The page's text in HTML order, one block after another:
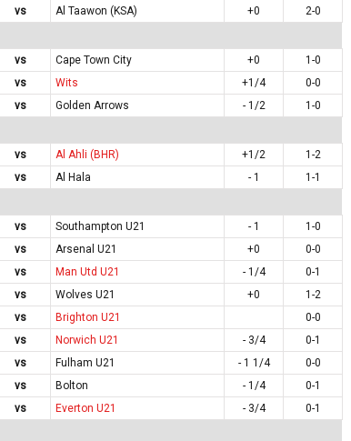
vs Al Taawon (KSA) +0
2-0
vs Cape Town City +0
1-0
vs Wits +1/4
0-0
vs Golden Arrows - 1/2
1-0
vs Al Ahli (BHR) +1/2
1-2
vs Al Hala - 1
1-1
vs Southampton U21 - 1
1-0
vs Arsenal U21 +0
0-0
vs Man Utd U21 - 1/4
0-1
vs Wolves U21 +0
1-2
vs Brighton U21
0-0
vs Norwich U21 - 3/4
0-1
vs Fulham U21 - 1 1/4
0-0
vs Bolton - 1/4
0-1
vs Everton U21 - 3/4
0-1